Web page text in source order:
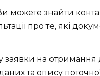
можете знайти
про те, які
заявки на
та опису поточної